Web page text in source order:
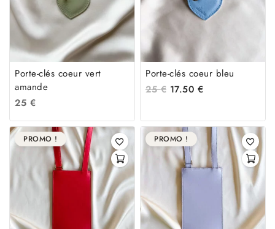
Porte-clés coeur vert
amande
25 €
Porte-clés coeur bleu
25€ 17.50 €
PROMO ! PROMO !